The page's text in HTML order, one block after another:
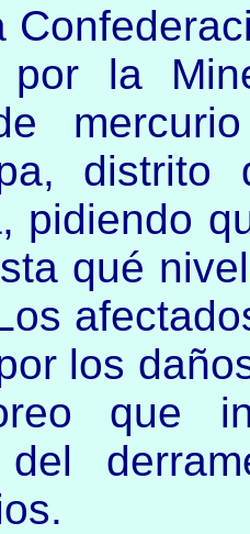
por la
pidiendo
qué
los
que
del